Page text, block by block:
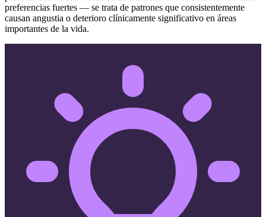
preferencias fuertes — se trata de patrones que consistentemente
causan angustia o deterioro clínicamente significativo en áreas
importantes de la vida.